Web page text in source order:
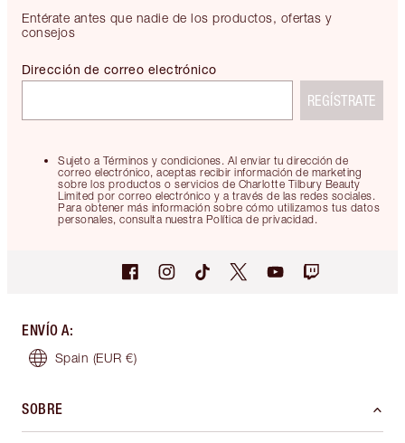
Entérate antes que nadie de los productos, ofertas y
consejos
Sujeto a Términos y condiciones. Al enviar tu dirección de
correo electrónico, aceptas recibir información de marketing
sobre los productos o servicios de Charlotte Tilbury Beauty
Limited por correo electrónico y a través de las redes sociales.
Para obtener más información sobre cómo utilizamos tus datos
personales, consulta nuestra Política de privacidad.
Dirección de correo electrónico
REGÍSTRATE
ENVÍO A:
Spain (EUR €)
SOBRE